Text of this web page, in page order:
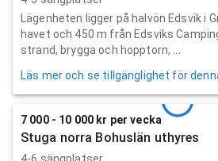
Lägenheten ligger på halvön Edsvik i
havet och 450 m från Edsviks
strand, brygga och hopptorn, ...
Läs mer och se tillgänglighet för
7 000 - 10 000 kr per vecka
Stuga norra Bohuslän uthyres
4-6 sängplatser